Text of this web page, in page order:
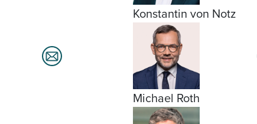
Konstantin von Notz
Michael Roth